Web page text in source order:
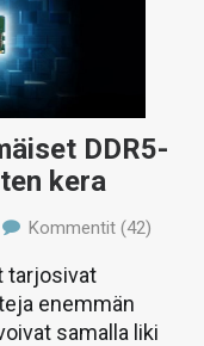
DDR5-
kera
Kommentit (42)
tarjosivat
enemmän
samalla liki